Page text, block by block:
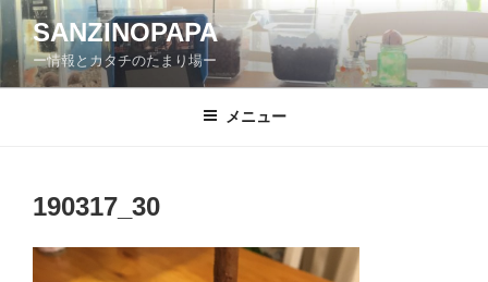
コ
ン
SANZINOPAPA
ー情報とカタチのたまり場ー
メニュー
190317_30